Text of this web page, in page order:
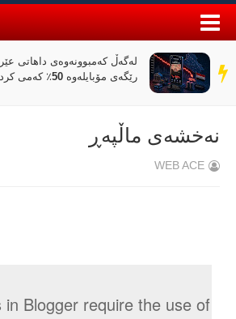
سەر
دێڕ
لەگەڵ کەمبوونەوەی داهاتی
رێگەی مۆبایلەوە 50٪ کەمی کردووە
نەخشەی ماڵپەڕ
WEB ACE